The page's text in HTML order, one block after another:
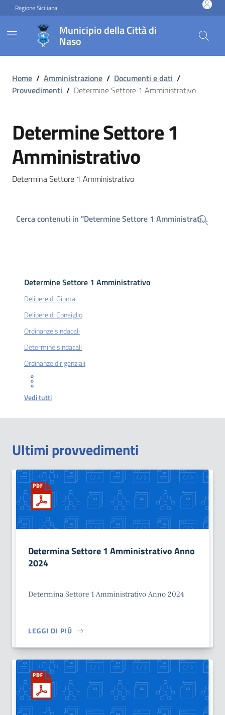
Vai ai contenuti
Vai al footer
Regione Siciliana
Municipio della Città di
Naso
Home / Amministrazione / Documenti e dati /
Provvedimenti / Determine Settore 1 Amministrativo
Determine Settore 1
Amministrativo
Determina Settore 1 Amministrativo
Cerca contenuti in "Determine Settore 1 Amministrativo"
Determine Settore 1 Amministrativo
Delibere di Giunta
Delibere di Consiglio
Ordinanze sindacali
Determine sindacali
Ordinanze dirigenziali
Vedi tutti
Ultimi provvedimenti
Determina Settore 1 Amministrativo Anno
2024
Determina Settore 1 Amministrativo Anno 2024
LEGGI DI PIÙ